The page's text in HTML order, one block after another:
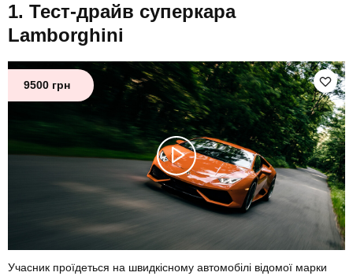
Тест-драйв суперкара
Lamborghini
9500 грн
Учасник проїдеться на швидкісному автомобілі відомої марки